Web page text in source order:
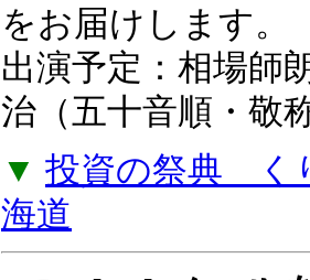
目される金融政策
詳しく解説し、投
をお届けします。
出演予定：相場師
治（五十音順・敬
▼ 投資の祭典 く